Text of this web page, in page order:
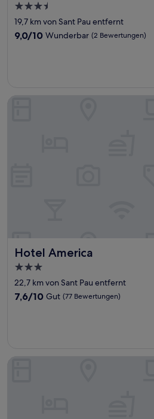
3.5-
Sterne-
Unterkunft
19,7 km von Sant Pau entfernt
9.0
9,0/10 Wunderbar (2 Bewertungen)
Hotel America
Hotel America
3.0-
Sterne-
Unterkunft
22,7 km von Sant Pau entfernt
7.6
7,6/10 Gut (77 Bewertungen)
Hotel Can Panyella